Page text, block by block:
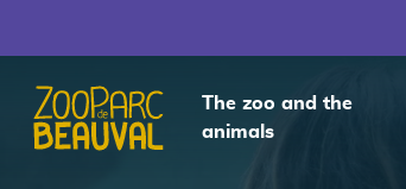
Homepage
The zoo and the
animals